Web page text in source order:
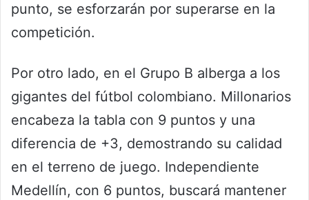
punto, se esforzarán por superarse en la
competición.
Por otro lado, en el Grupo B alberga a los
gigantes del fútbol colombiano. Millonarios
encabeza la tabla con 9 puntos y una
diferencia de +3, demostrando su calidad
en el terreno de juego. Independiente
Medellín, con 6 puntos, buscará mantener